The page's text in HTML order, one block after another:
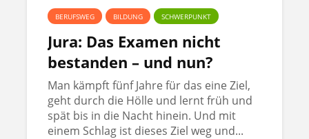
BERUFSWEG BILDUNG SCHWERPUNKT
Jura: Das Examen nicht
bestanden – und nun?
Man kämpft fünf Jahre für das eine Ziel,
geht durch die Hölle und lernt früh und
spät bis in die Nacht hinein. Und mit
einem Schlag ist dieses Ziel weg und...